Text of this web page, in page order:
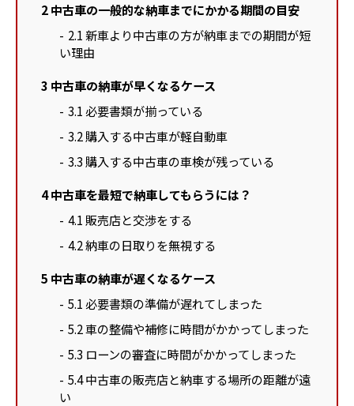
2中古車の一般的な納車までにかかる期間の目安
2.1新車より中古車の方が納車までの期間が短
い理由
3 中古車の納車が早くなるケース
3.1必要書類が揃っている
3.2購入する中古車が軽自動車
3.3 購入する中古車の車検が残っている
4中古車を最短で納車してもらうには？
4.1 販売店と交渉をする
4.2納車の日取りを無視する
5 中古車の納車が遅くなるケース
5.1必要書類の準備が遅れてしまった
5.2車の整備や補修に時間がかかってしまった
5.3 ローンの審査に時間がかかってしまった
5.4中古車の販売店と納車する場所の距離が遠
い